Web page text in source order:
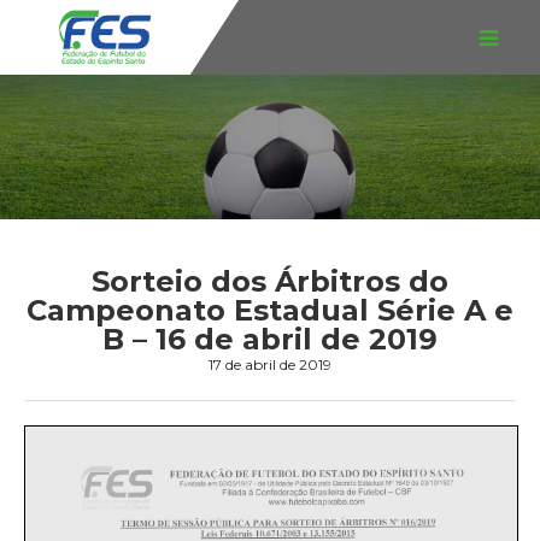
Sorteio dos Árbitros do
Campeonato Estadual Série A e
B – 16 de abril de 2019
17 de abril de 2019